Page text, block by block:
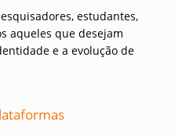
estudantes,
aqueles que desejam
e a evolução de